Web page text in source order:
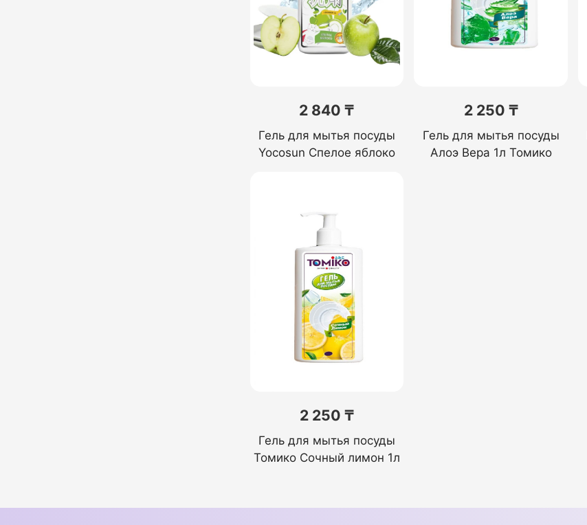
2 840 ₸
Гель для мытья посуды
Yocosun Спелое яблоко
2 250 ₸
Гель для мытья посуды
Алоэ Вера 1л Томико
2 250 ₸
Гель для мытья посуды
Томико Сочный лимон 1л